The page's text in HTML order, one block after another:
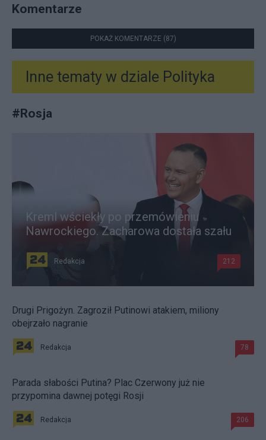
Komentarze
POKAŻ KOMENTARZE (87)
Inne tematy w dziale Polityka
#Rosja
Kreml wściekły po przemówieniu
Nawrockiego. Zacharowa dostała szału
Redakcja 212
Drugi Prigożyn. Zagroził Putinowi atakiem, miliony
obejrzało nagranie
Redakcja 78
Parada słabości Putina? Plac Czerwony już nie
przypomina dawnej potęgi Rosji
Redakcja 206